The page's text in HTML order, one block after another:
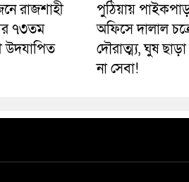
রাজশাহী
৭৩তম
উদযাপিত
পুঠিয়ায়
অফিসে দালাল
দৌরাত্ম্য, ঘুষ
না সেবা!